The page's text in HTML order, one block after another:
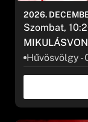
Hűvösvölgy -
2026.
Szombat,